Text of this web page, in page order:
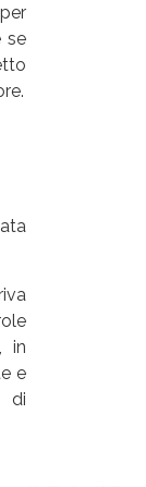
se
, in
e
di